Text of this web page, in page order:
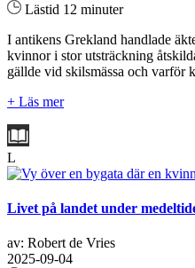
Lästid 12 minuter
I antikens Grekland handlade
kvinnor i stor utsträckning
gällde vid skilsmässa och varför
+ Läs mer
L
Livet på landet under
av: Robert de Vries
2025-09-04